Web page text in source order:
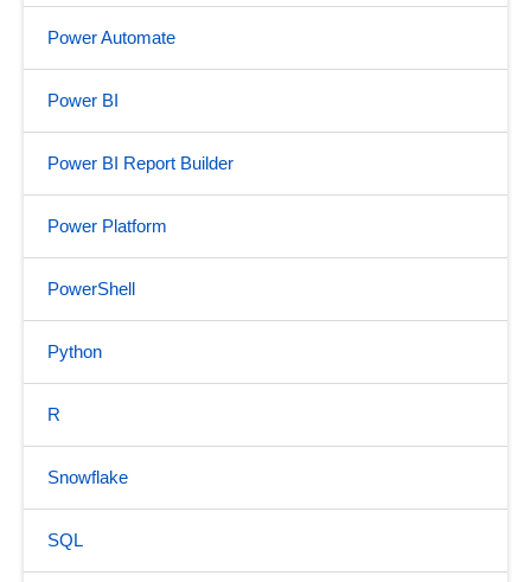
Power Automate
Power BI
Power BI Report Builder
Power Platform
PowerShell
Python
R
Snowflake
SQL